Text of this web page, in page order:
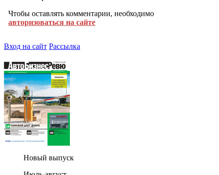
Чтобы оставлять комментарии, необходимо
авторизоваться на сайте
Вход на сайт Рассылка
Новый выпуск